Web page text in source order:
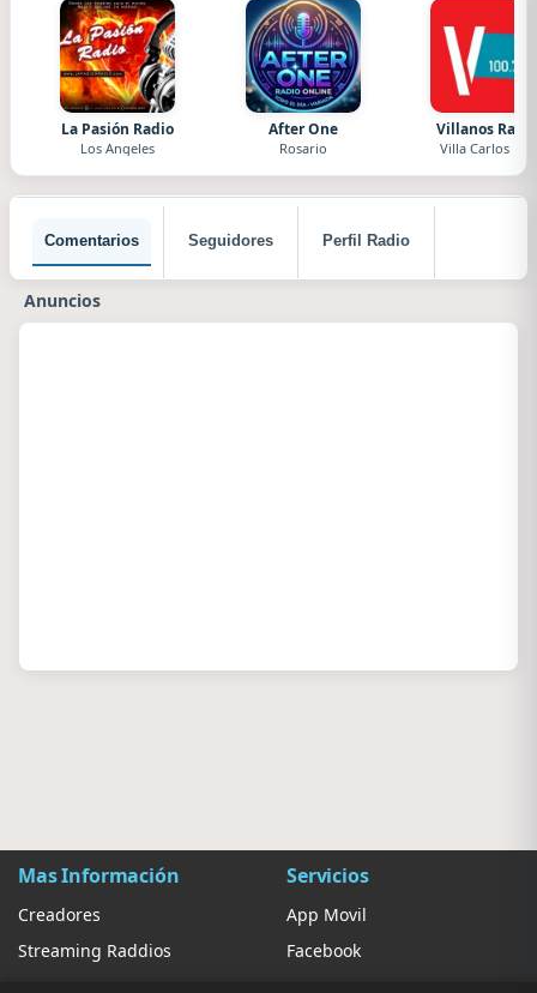
La Pasión Radio
Los Angeles
After One
Rosario
Villanos
Villa Carlos Paz
Comentarios Seguidores Perfil Radio
Anuncios
Mas Información
Creadores
Streaming Raddios
Servicios
App Movil
Facebook